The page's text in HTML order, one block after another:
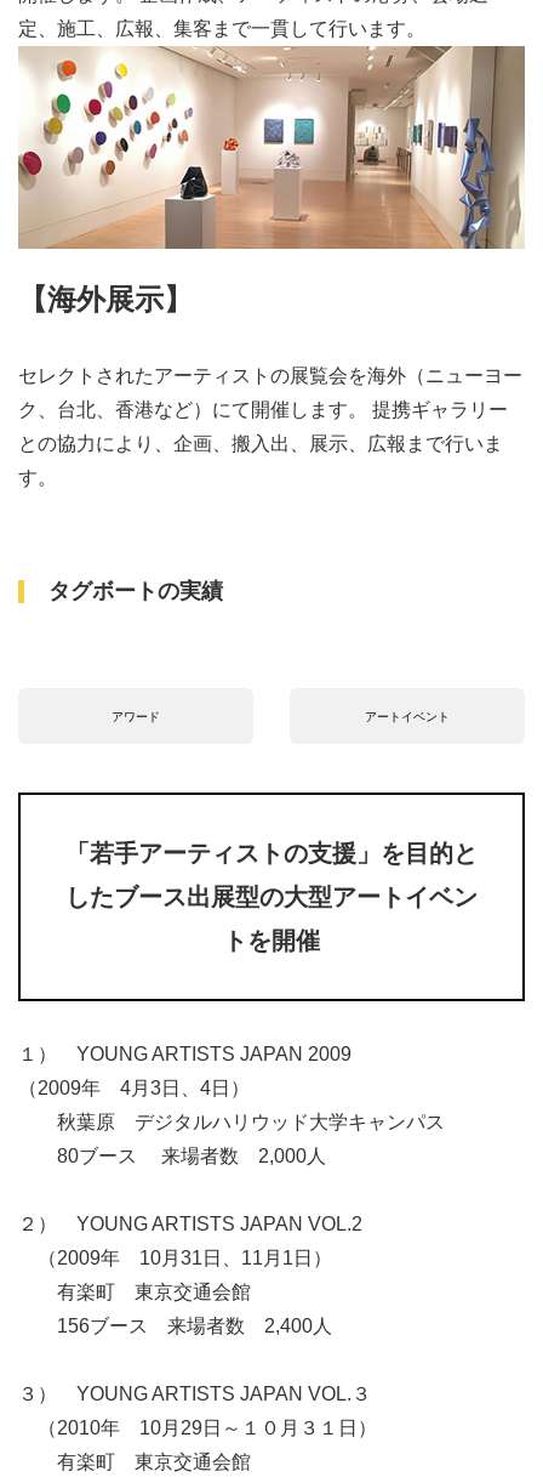
定、施工、広報、集客まで一貫して行います。
【海外展示】
セレクトされたアーティストの展覧会を海外（ニューヨー
ク、台北、香港など）にて開催します。 提携ギャラリー
との協力により、企画、搬入出、展示、広報まで行いま
す。
タグボートの実績
アワード アートイベント
「若手アーティストの支援」を目的と
したブース出展型の大型アートイベン
トを開催
１） YOUNG ARTISTS JAPAN 2009
（2009年 4月3日、4日）
秋葉原 デジタルハリウッド大学キャンパス
80ブース 来場者数 2,000人
２） YOUNG ARTISTS JAPAN VOL.2
（2009年 10月31日、11月1日）
有楽町 東京交通会館
156ブース 来場者数 2,400人
３） YOUNG ARTISTS JAPAN VOL.３
（2010年 10月29日～１０月３１日）
有楽町 東京交通会館